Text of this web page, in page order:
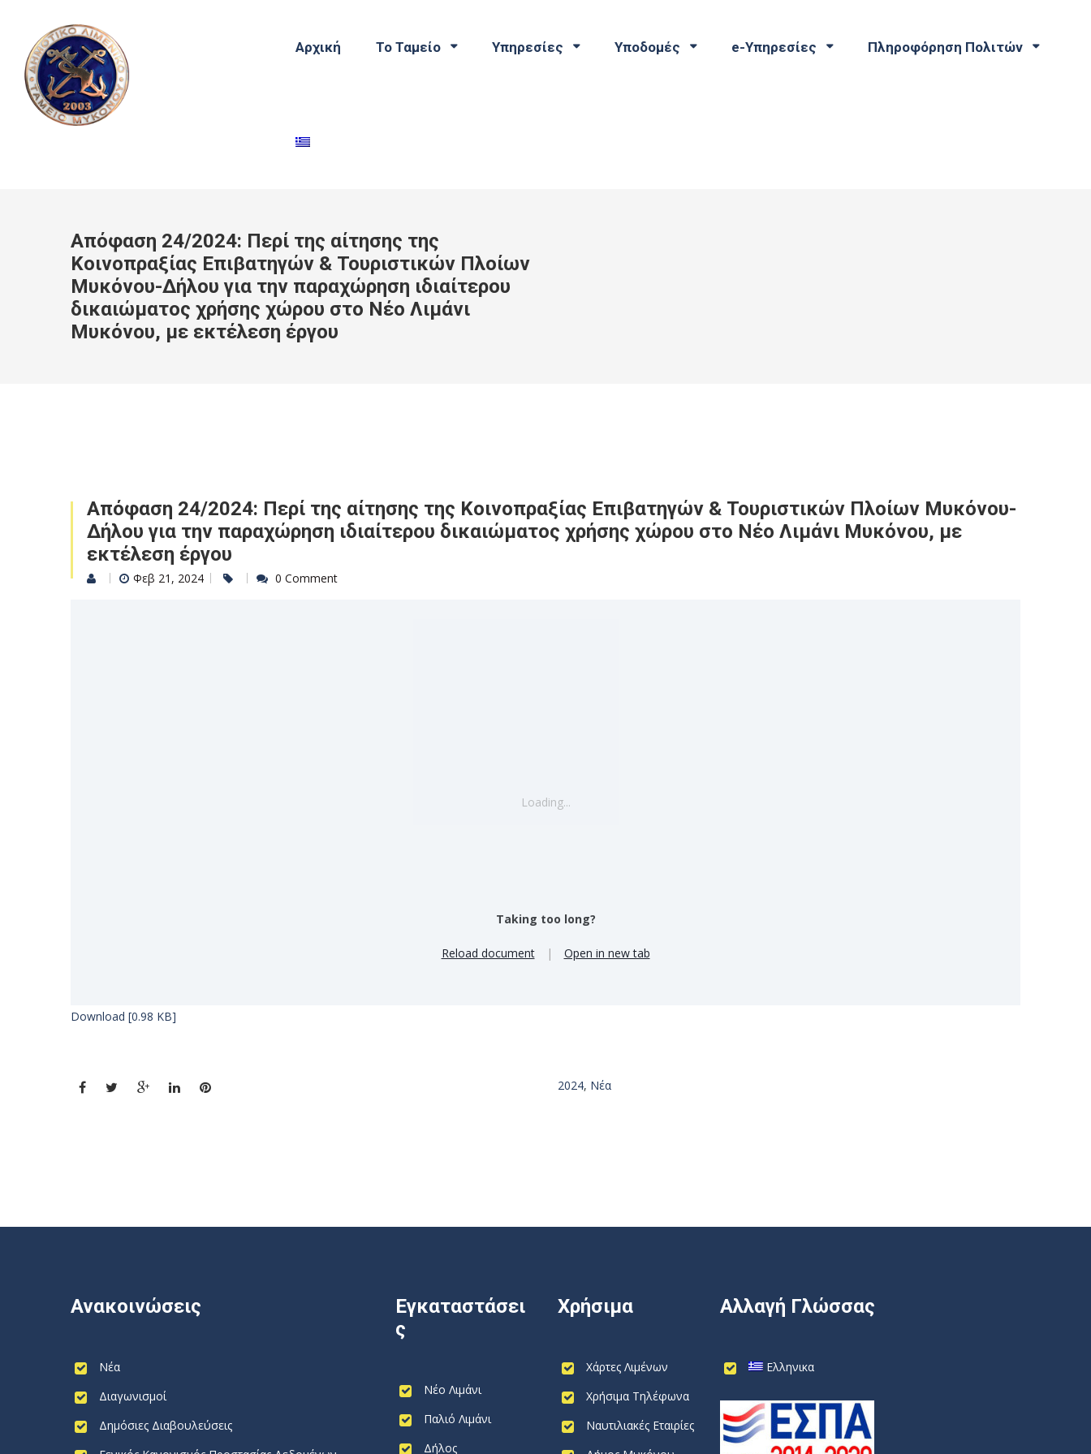
Αρχική Το Ταμείο Υπηρεσίες Υποδομές e-Υπηρεσίες Πληροφόρηση Πολιτών
Απόφαση 24/2024: Περί της αίτησης της
Κοινοπραξίας Επιβατηγών & Τουριστικών Πλοίων
Μυκόνου-Δήλου για την παραχώρηση ιδιαίτερου
δικαιώματος χρήσης χώρου στο Νέο Λιμάνι
Μυκόνου, με εκτέλεση έργου
Απόφαση 24/2024: Περί της αίτησης της Κοινοπραξίας Επιβατηγών & Τουριστικών Πλοίων Μυκόνου-
Δήλου για την παραχώρηση ιδιαίτερου δικαιώματος χρήσης χώρου στο Νέο Λιμάνι Μυκόνου, με
εκτέλεση έργου
Φεβ 21, 2024 0 Comment
Loading...
Taking too long?
Reload document | Open in new tab
Download [0.98 KB]
2024, Νέα
Ανακοινώσεις
Νέα
Διαγωνισμοί
Δημόσιες Διαβουλεύσεις
Εγκαταστάσει
ς
Νέο Λιμάνι
Παλιό Λιμάνι
Δήλος
Χρήσιμα
Χάρτες Λιμένων
Χρήσιμα Τηλέφωνα
Ναυτιλιακές Εταιρίες
Αλλαγή Γλώσσας
Ελληνικα